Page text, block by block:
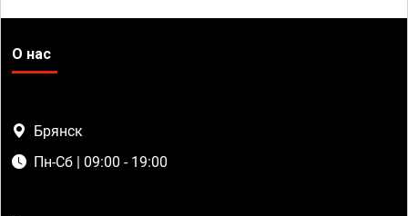
О нас
Брянск
Пн-Сб | 09:00 - 19:00